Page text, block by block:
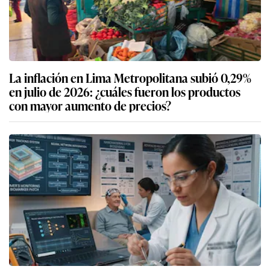
La inflación en Lima Metropolitana subió 0,29%
en julio de 2026: ¿cuáles fueron los productos
con mayor aumento de precios?